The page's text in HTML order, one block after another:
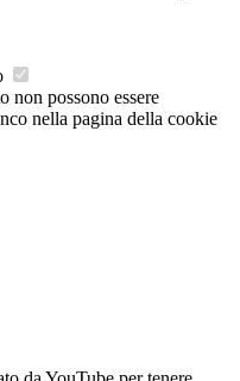
non possono essere
nella pagina della cookie